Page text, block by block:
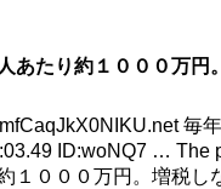
あたり約１０００万円
毎
ID:woNQ7 … The
１０００万円。増税し